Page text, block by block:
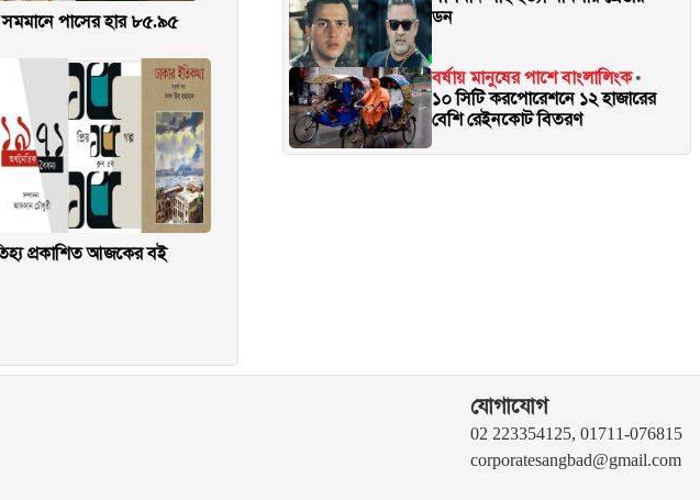
পাসের হার ৮৫.৯৫
প্রকাশিত আজকের বই
ডন
বর্ষায় মানুষের পাশে বাংলালিংক
১০ সিটি করপোরেশনে ১২ হাজারের
বেশি রেইনকোট বিতরণ
যোগাযোগ
02 223354125, 01711-076815
corporatesangbad@gmail.com